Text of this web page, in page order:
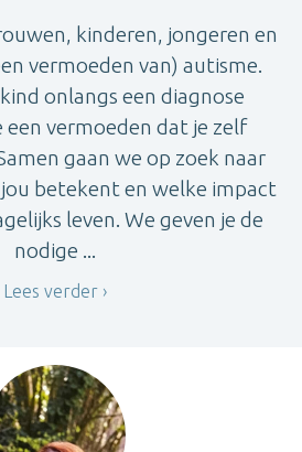
kinderen, jongeren en
vermoeden van) autisme.
onlangs een diagnose
een vermoeden dat je zelf
gaan we op zoek naar
betekent en welke impact
leven. We geven je de
nodige ...
Lees verder